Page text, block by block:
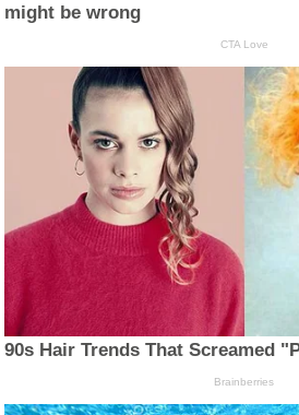
might be wrong
CTA Love
90s Hair Trends That Screamed
Brainberries